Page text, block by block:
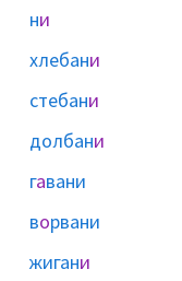
ни
хлебани
стебани
долбани
гавани
ворвани
жигани